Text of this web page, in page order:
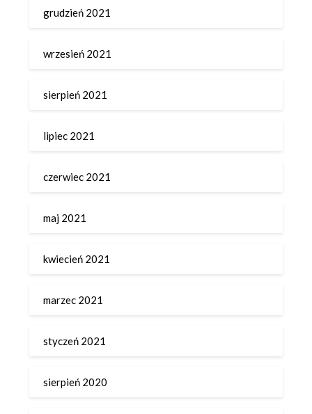
grudzień 2021
wrzesień 2021
sierpień 2021
lipiec 2021
czerwiec 2021
maj 2021
kwiecień 2021
marzec 2021
styczeń 2021
sierpień 2020